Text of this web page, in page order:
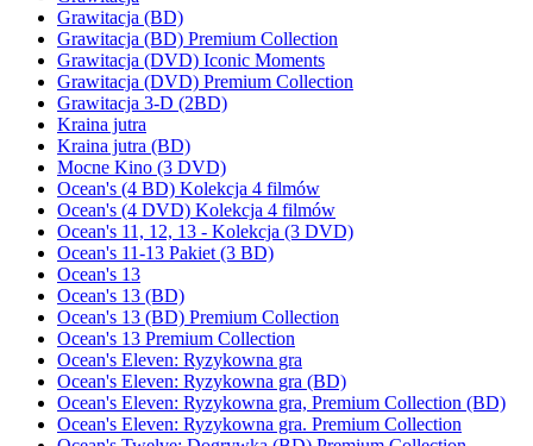
Grawitacja (BD)
Grawitacja (BD) Premium Collection
Grawitacja (DVD) Iconic Moments
Grawitacja (DVD) Premium Collection
Grawitacja 3-D (2BD)
Kraina jutra
Kraina jutra (BD)
Mocne Kino (3 DVD)
Ocean's (4 BD) Kolekcja 4 filmów
Ocean's (4 DVD) Kolekcja 4 filmów
Ocean's 11, 12, 13 - Kolekcja (3 DVD)
Ocean's 11-13 Pakiet (3 BD)
Ocean's 13
Ocean's 13 (BD)
Ocean's 13 (BD) Premium Collection
Ocean's 13 Premium Collection
Ocean's Eleven: Ryzykowna gra
Ocean's Eleven: Ryzykowna gra (BD)
Ocean's Eleven: Ryzykowna gra, Premium Collection (BD)
Ocean's Eleven: Ryzykowna gra. Premium Collection